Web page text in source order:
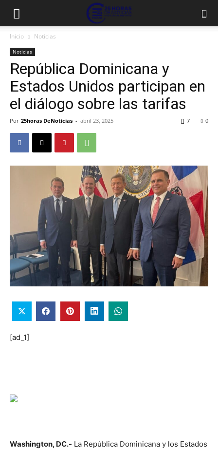
Inicio Noticias
Noticias
República Dominicana y
Estados Unidos participan en
el diálogo sobre las tarifas
Por 25horas DeNoticias - abril 23, 2025 0
7
[ad_1]
Washington, DC.- La República Dominicana y los Estados